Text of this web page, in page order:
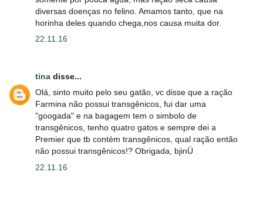
diversas doenças no felino. Amamos tanto, que na
horinha deles quando chega,nos causa muita dor.
22.11.16
tina disse...
Olá, sinto muito pelo seu gatão, vc disse que a ração
Farmina não possui transgênicos, fui dar uma
"googada" e na bagagem tem o simbolo de
transgênicos, tenho quatro gatos e sempre dei a
Premier que tb contém transgênicos, qual ração então
não possui transgênicos!? Obrigada, bjinÜ
22.11.16